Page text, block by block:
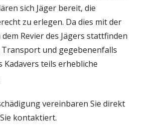
sich Jäger bereit, die
zu erlegen. Da dies mit der
Revier des Jägers stattfinden
und gegebenenfalls
Kadavers teils erhebliche
vereinbaren Sie direkt
kontaktiert.